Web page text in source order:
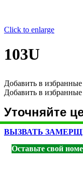
Click to enlarge
103U
Добавить в избранные
Добавить в избранные
Уточняйте
ВЫЗВАТЬ
Оставьте свой